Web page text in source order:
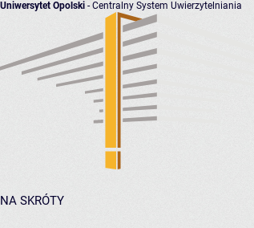
Uniwersytet Opolski - Centralny System Uwierzytelniania
NA SKRÓTY